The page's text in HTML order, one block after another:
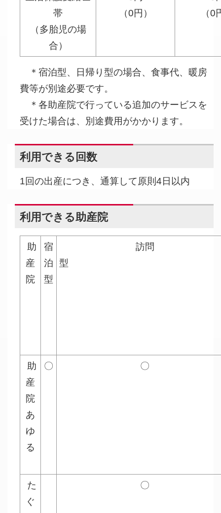
帯
（多胎児の場
合）
（0円）
（0
＊宿泊型、日帰り型の場合、食事代、暖房
費等が別途必要です。
＊各助産院で行っている追加のサービスを
受けた場合は、別途費用がかかります。
利用できる回数
1回の出産につき、通算して原則4日以内
利用できる助産院
助
産
院
宿
泊
型
訪問
助
産
院
あ
ゆ
る
〇 〇
た
ぐ
〇